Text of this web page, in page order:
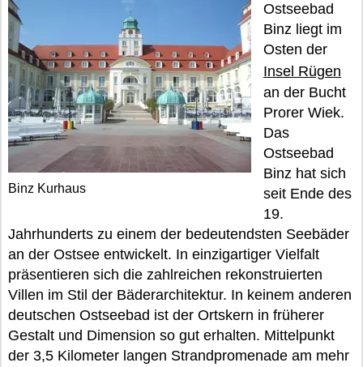
Binz Kurhaus
Ostseebad
Binz liegt im
Osten der
Insel Rügen
an der Bucht
Prorer Wiek.
Das
Ostseebad
Binz hat sich
seit Ende des
19.
Jahrhunderts zu einem der bedeutendsten Seebäder
an der Ostsee entwickelt. In einzigartiger Vielfalt
präsentieren sich die zahlreichen rekonstruierten
Villen im Stil der Bäderarchitektur. In keinem anderen
deutschen Ostseebad ist der Ortskern in früherer
Gestalt und Dimension so gut erhalten. Mittelpunkt
der 3,5 Kilometer langen Strandpromenade am mehr